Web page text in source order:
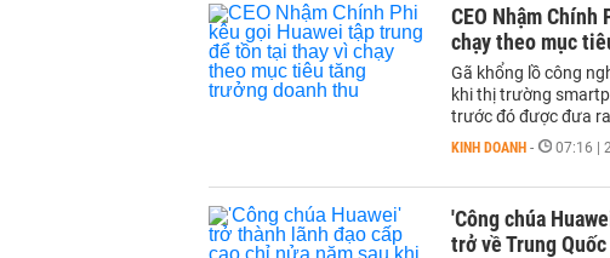
CEO Nhậm
chạy theo mục
Gã khổng lồ công
khi thị trường
trước đó được đưa
KINH DOANH - 07:16 |
'Công chúa
trở về Trung Quốc